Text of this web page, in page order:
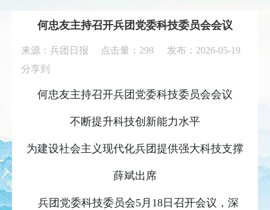
何忠友主持召开兵团党委科技委员会会议
来源：兵团日报 点击量： 298
发布：2026-05-19
分享到
何忠友主持召开兵团党委科技委员会会议
不断提升科技创新能力水平
为建设社会主义现代化兵团提供强大科技支撑
薛斌出席
兵团党委科技委员会5月18日召开会议，深